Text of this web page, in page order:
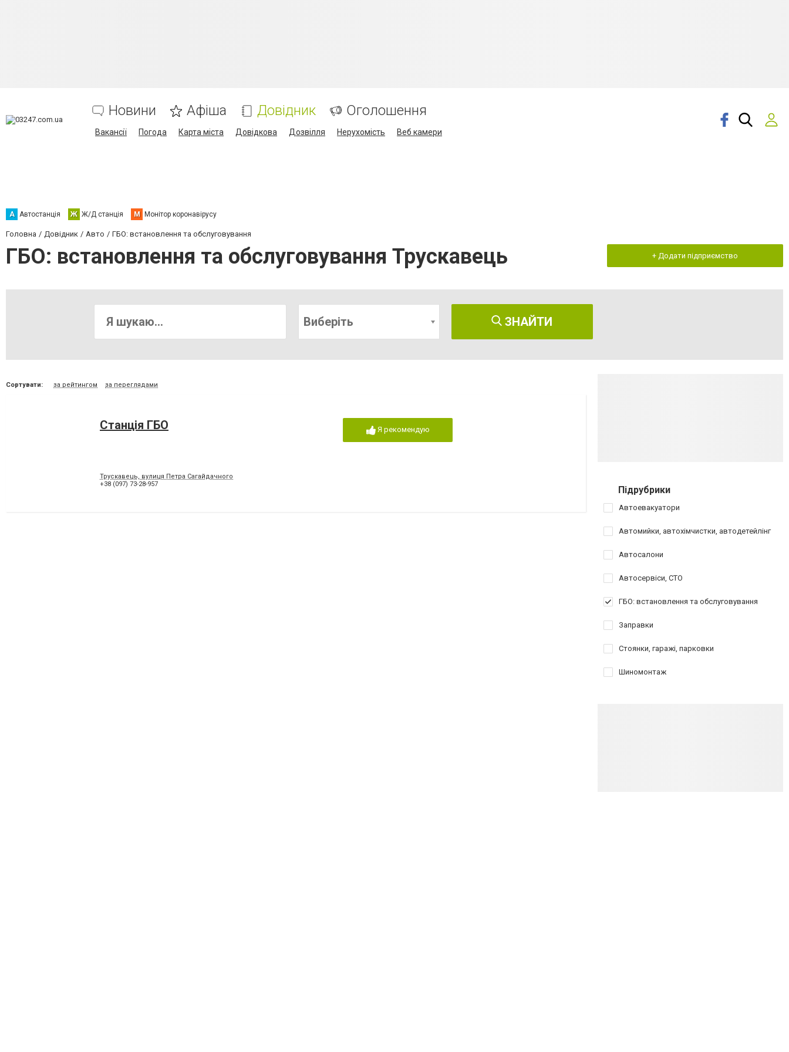
Новини Афіша Довідник Оголошення
Вакансії Погода Карта міста Довідкова Дозвілля Нерухомість Веб камери
А Автостанція Ж Ж/Д станція М Монітор коронавірусу
Головна Довідник Авто ГБО: встановлення та обслуговування
ГБО: встановлення та обслуговування Трускавець + Додати підприємство
Виберіть ЗНАЙТИ
Сортувати: за рейтингом за переглядами
Станція ГБО
Трускавець, вулиця Петра Сагайдачного
+38 (097) 73-28-957
Я рекомендую
Підрубрики
Автоевакуатори
Автомийки, автохімчистки, автодетейлінг
Автосалони
Автосервіси, СТО
ГБО: встановлення та обслуговування
Заправки
Стоянки, гаражі, парковки
Шиномонтаж